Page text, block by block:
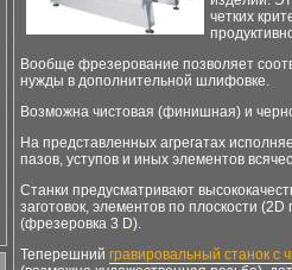
четких
Вообще фрезерование позволяет
нужды в дополнительной шлифовке.
Возможна чистовая (финишная) и
На представленных агрегатах
пазов, уступов и иных элементов
Станки предусматривают
заготовок, элементов по плоскости
(фрезеровка 3 D).
Теперешний гравировальный станок с